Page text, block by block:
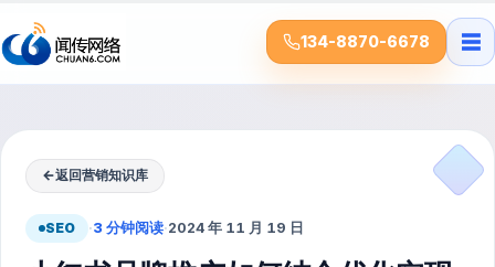
134-8870-6678 ☰
←返回营销知识库
SEO ·3 分钟阅读·2024 年 11 月 19 日